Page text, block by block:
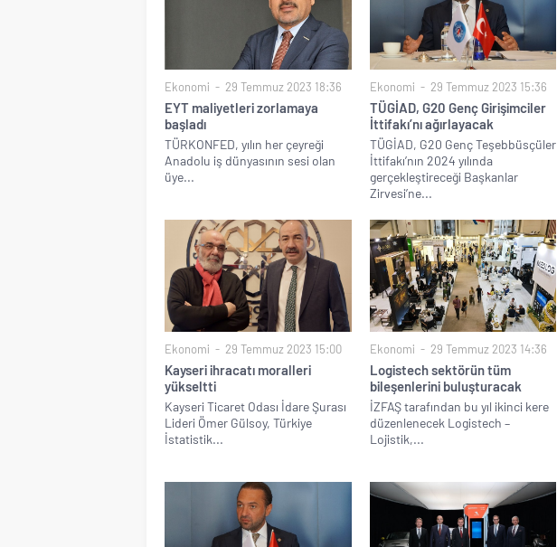
Ekonomi 29 Temmuz 2023 18:36
EYT maliyetleri zorlamaya
başladı
TÜRKONFED, yılın her çeyreği
Anadolu iş dünyasının sesi olan
üye...
Ekonomi 29 Temmuz 2023 15:36
TÜGİAD, G20 Genç Girişimciler
İttifakı’nı ağırlayacak
TÜGİAD, G20 Genç Teşebbüsçüler
İttifakı’nın 2024 yılında
gerçekleştireceği Başkanlar
Zirvesi’ne...
Ekonomi 29 Temmuz 2023 15:00
Kayseri ihracatı moralleri
yükseltti
Kayseri Ticaret Odası İdare Şurası
Lideri Ömer Gülsoy, Türkiye
İstatistik...
Ekonomi 29 Temmuz 2023 14:36
Logistech sektörün tüm
bileşenlerini buluşturacak
İZFAŞ tarafından bu yıl ikinci kere
düzenlenecek Logistech –
Lojistik,...